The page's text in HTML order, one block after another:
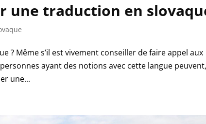
une traduction en
? Même s’il est vivement conseiller de faire appel aux
ayant des notions avec cette langue
une...